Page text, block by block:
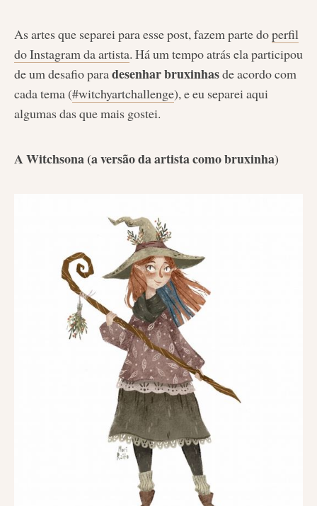
As artes que separei para esse post, fazem parte doperfil
do Instagram da artista. Há um tempo atrás ela participou
de um desafio paradesenhar bruxinhasde acordo com
cada tema (#witchyartchallenge), e eu separei aqui
algumas das que mais gostei.
A Witchsona (a versão da artista como bruxinha)